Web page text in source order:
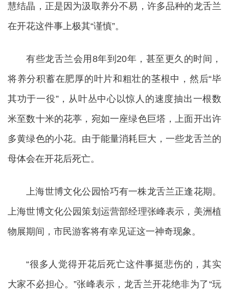
慧结晶，正是因为汲取养分不易，许多品种的龙舌兰
在开花这件事上极其“谨慎”。
有些龙舌兰会用8年到20年，甚至更久的时间，
将养分积蓄在肥厚的叶片和粗壮的茎根中，然后“毕
其功于一役”，从叶丛中心以惊人的速度抽出一根数
米至数十米的花葶，宛如一座绿色巨塔，上面开出许
多黄绿色的小花。由于能量消耗巨大，一些龙舌兰的
母体会在开花后死亡。
上海世博文化公园恰巧有一株龙舌兰正逢花期。
上海世博文化公园策划运营部经理张峰表示，美洲植
物展期间，市民游客将有幸见证这一神奇现象。
“很多人觉得开花后死亡这件事挺悲伤的，其实
大家不必担心。”张峰表示，龙舌兰开花绝非为了“玩